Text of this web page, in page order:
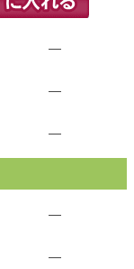
—
—
—
—
—